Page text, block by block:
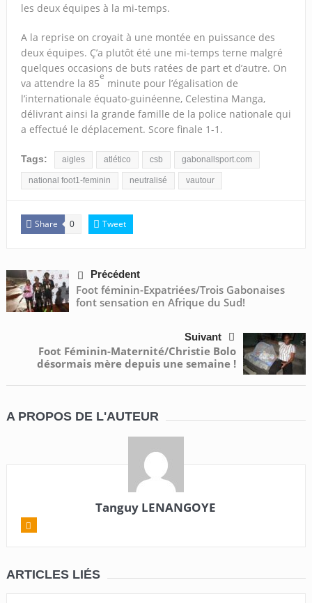
les deux équipes à la mi-temps.
A la reprise on croyait à une montée en puissance des
deux équipes. Ç’a plutôt été une mi-temps terne malgré
quelques occasions de buts ratées de part et d’autre. On
va attendre la 85
e
minute pour l’égalisation de
l’internationale équato-guinéenne, Celestina Manga,
délivrant ainsi la grande famille de la police nationale qui
a effectué le déplacement. Score finale 1-1.
Tags: aigles atlético csb gabonallsport.com
national foot1-feminin neutralisé vautour
Share 0 Tweet
Précédent
Foot féminin-Expatriées/Trois Gabonaises
font sensation en Afrique du Sud!
Suivant
Foot Féminin-Maternité/Christie Bolo
désormais mère depuis une semaine !
A PROPOS DE L'AUTEUR
Tanguy LENANGOYE
ARTICLES LIÉS